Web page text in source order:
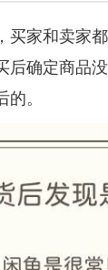
买家和卖家
后确定商品
。